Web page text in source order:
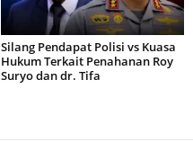
Silang Pendapat Polisi vs Kuasa
Hukum Terkait Penahanan Roy
Suryo dan dr. Tifa